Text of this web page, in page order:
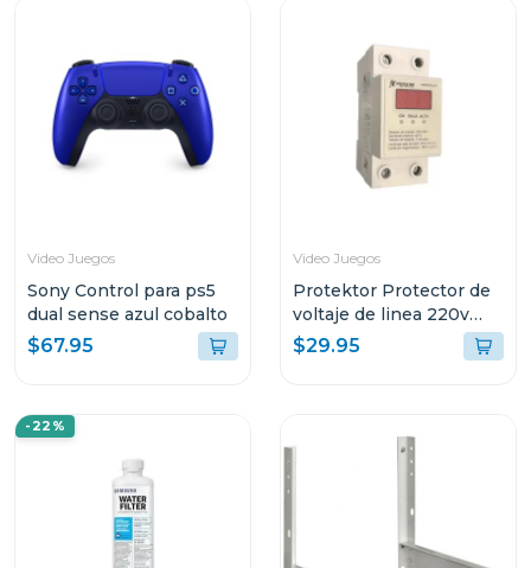
Video Juegos
Sony Control para ps5
dual sense azul cobalto
$67.95
Video Juegos
Protektor Protector de
voltaje de linea 220v
con supresor de picos
parphd
$29.95
-22%